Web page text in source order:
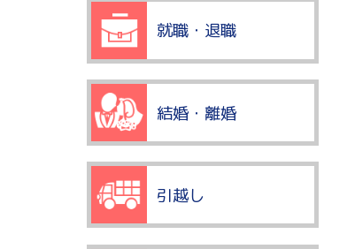
就職・退職
結婚・離婚
引越し